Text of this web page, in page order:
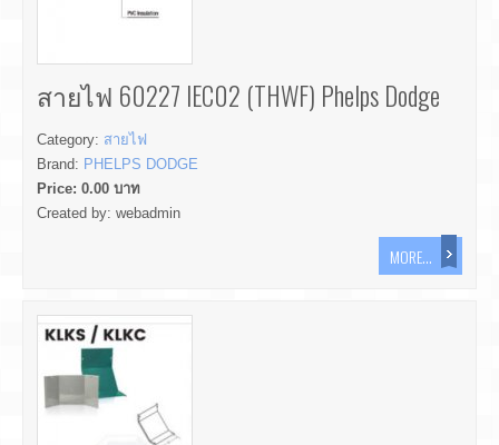
สายไฟ 60227 IEC02 (THWF) Phelps Dodge
Category: สายไฟ
Brand: PHELPS DODGE
Price: 0.00 บาท
Created by: webadmin
MORE...